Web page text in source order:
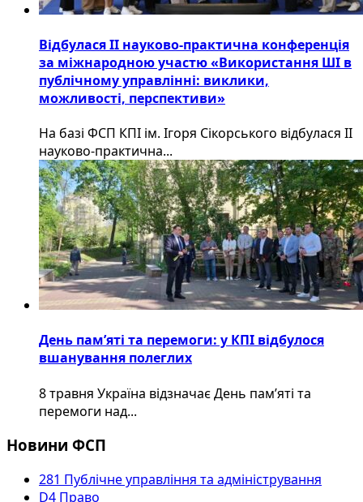
Відбулася ІІ науково-практична конференція
за міжнародною участю «Використання ШІ в
публічному управлінні: виклики,
можливості, перспективи»
На базі ФСП КПІ ім. Ігоря Сікорського відбулася ІІ
науково-практична...
День пам’яті та перемоги: у КПІ відбулося
вшанування полеглих
8 травня Україна відзначає День пам’яті та
перемоги над...
Новини ФСП
281 Публічне управління та адміністрування
D4 Право